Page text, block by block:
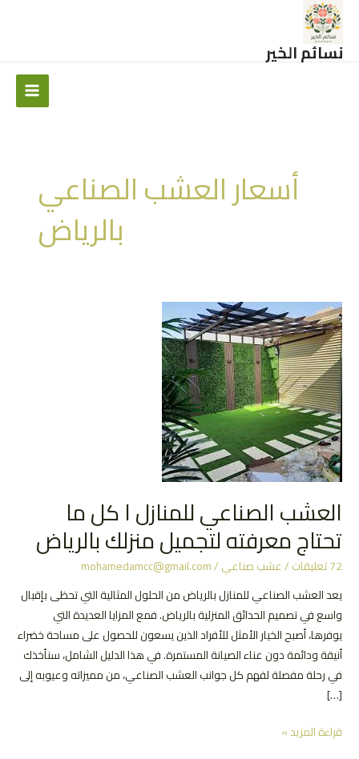
تخطي
المحتوى
نسائم الخير
Main
أسعار العشب الصناعي
بالرياض
العشب الصناعي للمنازل ا كل ما
تحتاج معرفته لتجميل منزلك بالرياض
72 تعليقات /عشب صناعي/
mohamedamcc@gmail.com
يعد العشب الصناعي للمنازل بالرياض من الحلول المثالية التي تحظى بإقبال
واسع في تصميم الحدائق المنزلية بالرياض. فمع المزايا العديدة التي
يوفرها، أصبح الخيار الأمثل للأفراد الذين يسعون للحصول على مساحة خضراء
أنيقة ودائمة دون عناء الصيانة المستمرة. في هذا الدليل الشامل، سنأخذك
في رحلة مفصلة لفهم كل جوانب العشب الصناعي، من مميزاته وعيوبه إلى
[…]
العشب
قراءة المزيد »